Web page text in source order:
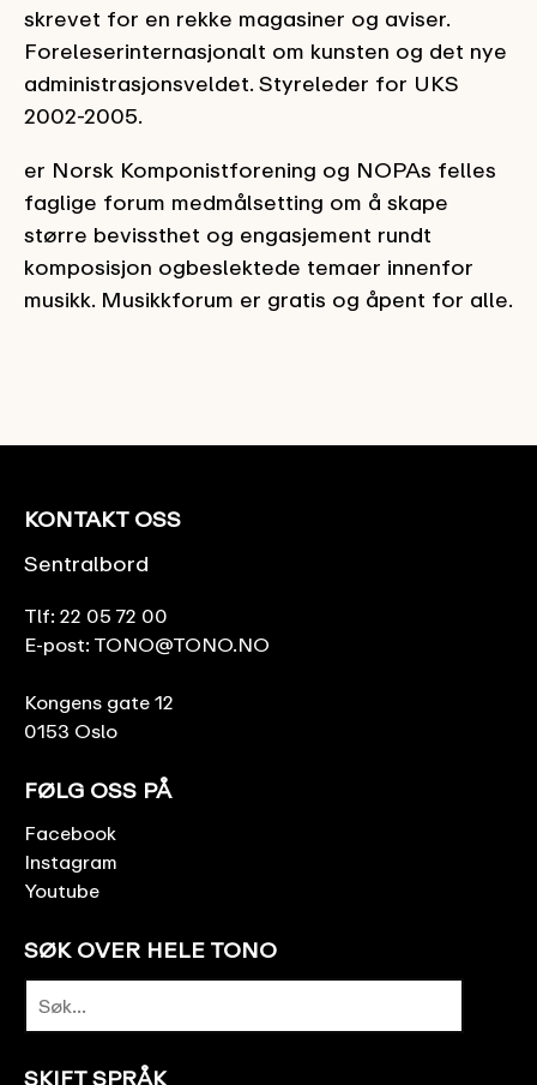
skrevet for en rekke magasiner og aviser.
Foreleserinternasjonalt om kunsten og det nye
administrasjonsveldet. Styreleder for UKS
2002-2005.
er Norsk Komponistforening og NOPAs felles
faglige forum medmålsetting om å skape
større bevissthet og engasjement rundt
komposisjon ogbeslektede temaer innenfor
musikk. Musikkforum er gratis og åpent for alle.
KONTAKT OSS
Sentralbord
Tlf: 22 05 72 00
E-post: TONO@TONO.NO
Kongens gate 12
0153 Oslo
FØLG OSS PÅ
Facebook
Instagram
Youtube
SØK OVER HELE TONO
SKIFT SPRÅK